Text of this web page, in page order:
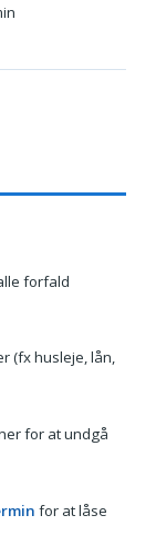
forfald
(fx husleje, lån,
for at undgå
for at låse